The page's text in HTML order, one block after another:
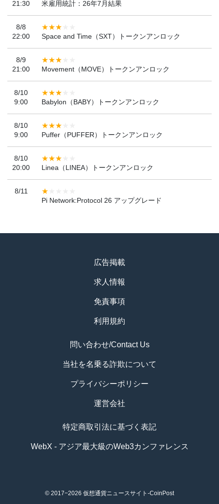
21:30
米雇用統計：26年7月結果
8/8
22:00
Space and Time（SXT）トークンアンロック
8/9
21:00
Movement（MOVE）トークンアンロック
8/10
9:00
Babylon（BABY）トークンアンロック
8/10
9:00
Puffer（PUFFER）トークンアンロック
8/10
20:00
Linea（LINEA）トークンアンロック
8/11
Pi Network:Protocol 26 アップグレード
広告掲載
求人情報
免責事項
利用規約
問い合わせ/Contact Us
当社を名乗る詐欺について
プライバシーポリシー
運営会社
特定商取引法に基づく表記
WebX - アジア最大級のWeb3カンファレンス
© 2017−2026 仮想通貨ニュースサイト-CoinPost